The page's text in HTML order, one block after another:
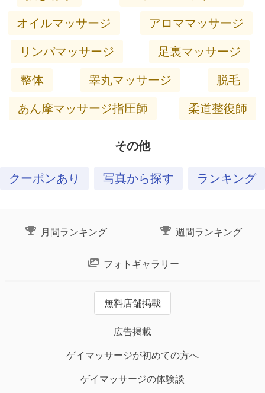
オイルマッサージ
アロママッサージ
リンパマッサージ
足裏マッサージ
整体
睾丸マッサージ
脱毛
あん摩マッサージ指圧師
柔道整復師
その他
クーポンあり 写真から探す ランキング
月間ランキング 週間ランキング
フォトギャラリー
無料店舗掲載
広告掲載
ゲイマッサージが初めての方へ
ゲイマッサージの体験談